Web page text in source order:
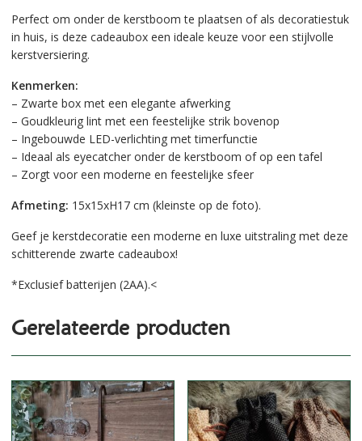
Perfect om onder de kerstboom te plaatsen of als decoratiestuk
in huis, is deze cadeaubox een ideale keuze voor een stijlvolle
kerstversiering.
Kenmerken:
– Zwarte box met een elegante afwerking
– Goudkleurig lint met een feestelijke strik bovenop
– Ingebouwde LED-verlichting met timerfunctie
– Ideaal als eyecatcher onder de kerstboom of op een tafel
– Zorgt voor een moderne en feestelijke sfeer
Afmeting: 15x15xH17 cm (kleinste op de foto).
Geef je kerstdecoratie een moderne en luxe uitstraling met deze
schitterende zwarte cadeaubox!
*Exclusief batterijen (2AA).<
Gerelateerde producten